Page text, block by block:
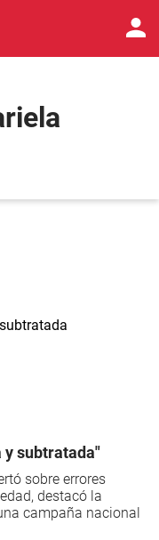
y subtratada"
sobre errores
destacó la
campaña nacional